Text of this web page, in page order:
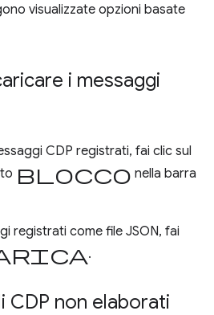
visualizzate opzioni basate
i messaggi
CDP registrati, fai clic sul
blocco nella barra
registrati come file JSON, fai
.
CDP non elaborati